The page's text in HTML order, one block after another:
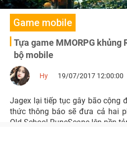
Game mobile
Tựa game MMORPG khủng
bộ mobile
Hy 19/07/2017 12:00:00
Jagex lại tiếp tục gây bão cộng
thức thông báo sẽ đưa cả hai
Old School RuneScape lên nền